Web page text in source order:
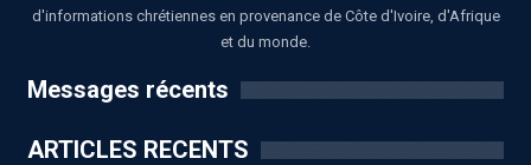
d'informations chrétiennes en provenance de Côte d'Ivoire, d'Afrique
et du monde.
Messages récents
ARTICLES RECENTS